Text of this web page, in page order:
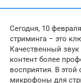
Сегодня, 10
стриминга – это
Качественный звук
контент более
восприятия. В
микрофоны для